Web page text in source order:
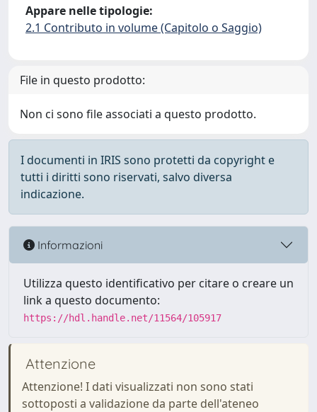
Appare nelle tipologie:
2.1 Contributo in volume (Capitolo o Saggio)
File in questo prodotto:
Non ci sono file associati a questo prodotto.
I documenti in IRIS sono protetti da copyright e
tutti i diritti sono riservati, salvo diversa
indicazione.
Informazioni
Utilizza questo identificativo per citare o creare un
link a questo documento:
https://hdl.handle.net/11564/105917
Attenzione
Attenzione! I dati visualizzati non sono stati
sottoposti a validazione da parte dell'ateneo